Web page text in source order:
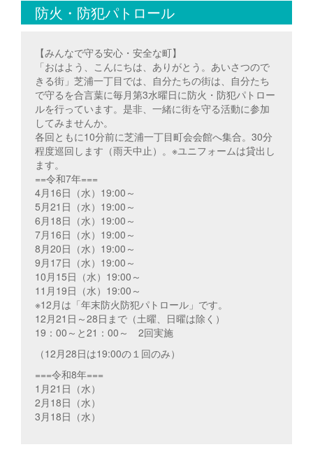
防火・防犯パトロール
【みんなで守る安心・安全な町】
「おはよう、こんにちは、ありがとう。あいさつので
きる街」芝浦一丁目では、自分たちの街は、自分たち
で守るを合言葉に毎月第3水曜日に防火・防犯パトロー
ルを行っています。是非、一緒に街を守る活動に参加
してみませんか。
各回ともに10分前に芝浦一丁目町会会館へ集合。30分
程度巡回します（雨天中止）。※ユニフォームは貸出し
ます。
==令和7年===
4月16日（水）19:00～
5月21日（水）19:00～
6月18日（水）19:00～
7月16日（水）19:00～
8月20日（水）19:00～
9月17日（水）19:00～
10月15日（水）19:00～
11月19日（水）19:00～
※12月は「年末防火防犯パトロール」です。
12月21日～28日まで（土曜、日曜は除く）
19：00～と21：00～ 2回実施
（12月28日は19:00の１回のみ）
===令和8年===
1月21日（水）
2月18日（水）
3月18日（水）